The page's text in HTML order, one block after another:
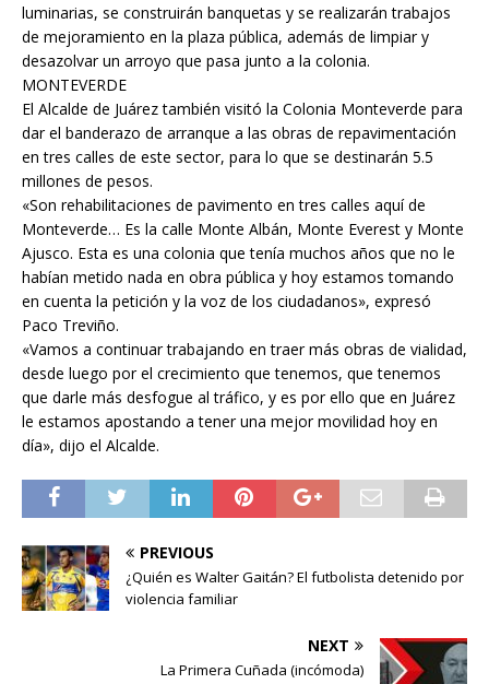
luminarias, se construirán banquetas y se realizarán trabajos
de mejoramiento en la plaza pública, además de limpiar y
desazolvar un arroyo que pasa junto a la colonia.
MONTEVERDE
El Alcalde de Juárez también visitó la Colonia Monteverde para
dar el banderazo de arranque a las obras de repavimentación
en tres calles de este sector, para lo que se destinarán 5.5
millones de pesos.
«Son rehabilitaciones de pavimento en tres calles aquí de
Monteverde… Es la calle Monte Albán, Monte Everest y Monte
Ajusco. Esta es una colonia que tenía muchos años que no le
habían metido nada en obra pública y hoy estamos tomando
en cuenta la petición y la voz de los ciudadanos», expresó
Paco Treviño.
«Vamos a continuar trabajando en traer más obras de vialidad,
desde luego por el crecimiento que tenemos, que tenemos
que darle más desfogue al tráfico, y es por ello que en Juárez
le estamos apostando a tener una mejor movilidad hoy en
día», dijo el Alcalde.
PREVIOUS
¿Quién es Walter Gaitán? El futbolista detenido por
violencia familiar
NEXT
La Primera Cuñada (incómoda)